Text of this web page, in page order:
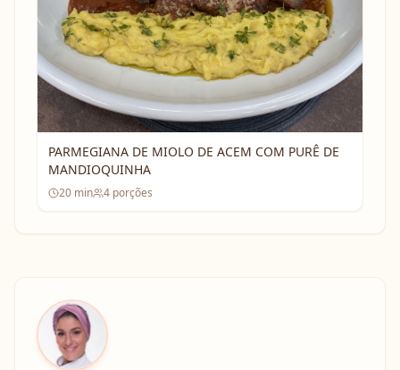
PARMEGIANA DE MIOLO DE ACEM COM PURÊ DE
MANDIOQUINHA
20 min 4 porções